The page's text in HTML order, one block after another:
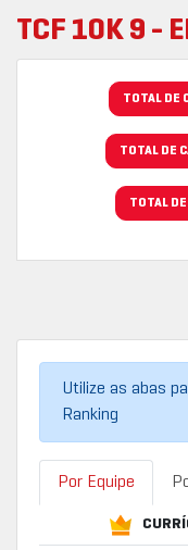
TCF 10K 9 -
TOTAL DE
TOTAL DE
TOTAL
Utilize as abas
Ranking
Por Equipe